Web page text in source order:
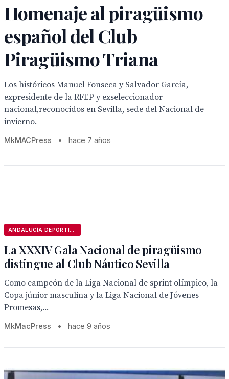
Homenaje al piragüismo
español del Club
Piragüismo Triana
Los históricos Manuel Fonseca y Salvador García,
expresidente de la RFEP y exseleccionador
nacional,reconocidos en Sevilla, sede del Nacional de
invierno.
MkMACPress • hace 7 años
La XXXIV Gala Nacional de piragüismo
distingue al Club Náutico Sevilla
Como campeón de la Liga Nacional de sprint olímpico, la
Copa júnior masculina y la Liga Nacional de Jóvenes
Promesas,...
MkMacPress • hace 9 años